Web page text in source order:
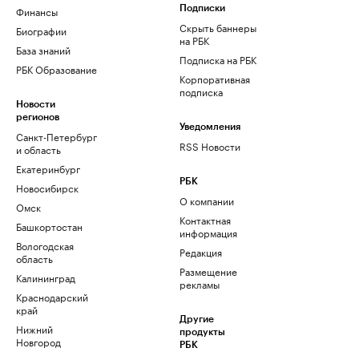
Финансы
Биографии
База знаний
РБК Образование
Новости
регионов
Санкт-Петербург
и область
Екатеринбург
Новосибирск
Омск
Башкортостан
Вологодская
область
Калининград
Краснодарский
край
Нижний
Новгород
Подписки
Скрыть баннеры
на РБК
Подписка на РБК
Корпоративная
подписка
Уведомления
RSS Новости
РБК
О компании
Контактная
информация
Редакция
Размещение
рекламы
Другие
продукты
РБК